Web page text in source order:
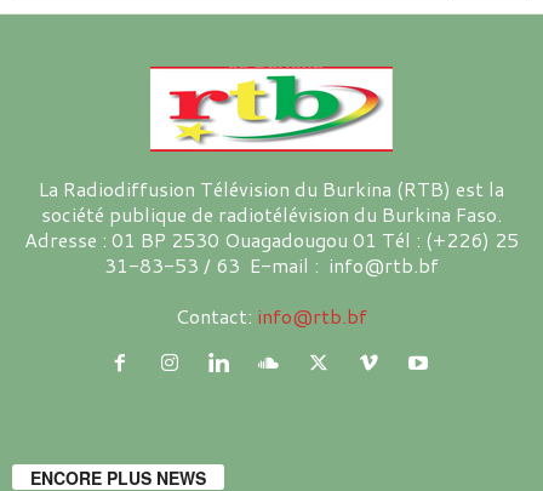
La Radiodiffusion Télévision du Burkina (RTB) est la
société publique de radiotélévision du Burkina Faso.
Adresse : 01 BP 2530 Ouagadougou 01 Tél : (+226) 25
31-83-53 / 63 E-mail : info@rtb.bf
Contact: info@rtb.bf
ENCORE PLUS NEWS